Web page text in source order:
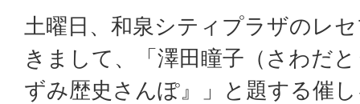
土曜日、和泉シティプラザのレ
きまして、「澤田瞳子（さわだ
ずみ歴史さんぽ』」と題する催